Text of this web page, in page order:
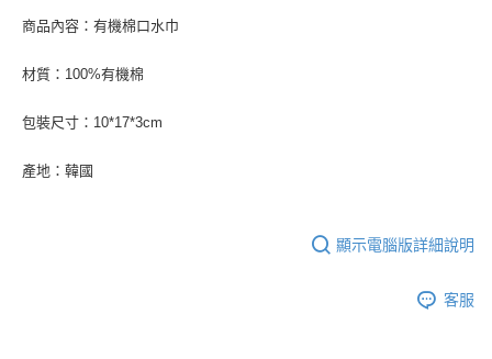
商品內容：有機棉口水巾
材質：100%有機棉
包裝尺寸：10*17*3cm
產地：韓國
顯示電腦版詳細說明
客服